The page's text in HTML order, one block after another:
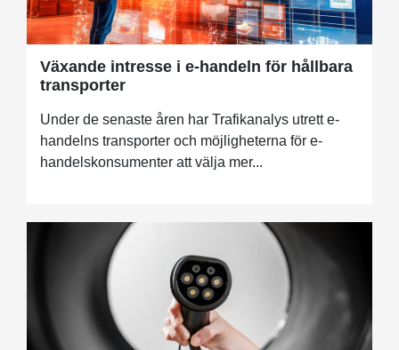
Växande intresse i e-handeln för hållbara
transporter
Under de senaste åren har Trafikanalys utrett e-
handelns transporter och möjligheterna för e-
handelskonsumenter att välja mer...